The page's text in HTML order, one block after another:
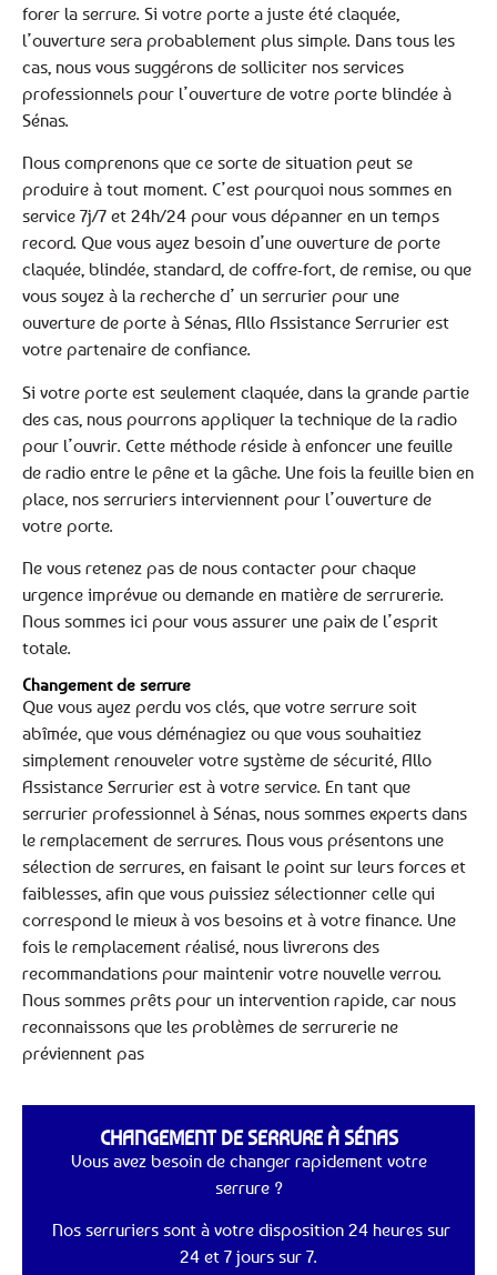
forer la serrure. Si votre porte a juste été claquée,
l’ouverture sera probablement plus simple. Dans tous les
cas, nous vous suggérons de solliciter nos services
professionnels pour l’ouverture de votre porte blindée à
Sénas.
Nous comprenons que ce sorte de situation peut se
produire à tout moment. C’est pourquoi nous sommes en
service 7j/7 et 24h/24 pour vous dépanner en un temps
record. Que vous ayez besoin d’une ouverture de porte
claquée, blindée, standard, de coffre-fort, de remise, ou que
vous soyez à la recherche d’ un serrurier pour une
ouverture de porte à Sénas, Allo Assistance Serrurier est
votre partenaire de confiance.
Si votre porte est seulement claquée, dans la grande partie
des cas, nous pourrons appliquer la technique de la radio
pour l’ouvrir. Cette méthode réside à enfoncer une feuille
de radio entre le pêne et la gâche. Une fois la feuille bien en
place, nos serruriers interviennent pour l’ouverture de
votre porte.
Ne vous retenez pas de nous contacter pour chaque
urgence imprévue ou demande en matière de serrurerie.
Nous sommes ici pour vous assurer une paix de l’esprit
totale.
Changement de serrure
Que vous ayez perdu vos clés, que votre serrure soit
abîmée, que vous déménagiez ou que vous souhaitiez
simplement renouveler votre système de sécurité, Allo
Assistance Serrurier est à votre service. En tant que
serrurier professionnel à Sénas, nous sommes experts dans
le remplacement de serrures. Nous vous présentons une
sélection de serrures, en faisant le point sur leurs forces et
faiblesses, afin que vous puissiez sélectionner celle qui
correspond le mieux à vos besoins et à votre finance. Une
fois le remplacement réalisé, nous livrerons des
recommandations pour maintenir votre nouvelle verrou.
Nous sommes prêts pour un intervention rapide, car nous
reconnaissons que les problèmes de serrurerie ne
préviennent pas
CHANGEMENT DE SERRURE À SÉNAS
Vous avez besoin de changer rapidement votre
serrure ?
Nos serruriers sont à votre disposition 24 heures sur
24 et 7 jours sur 7.